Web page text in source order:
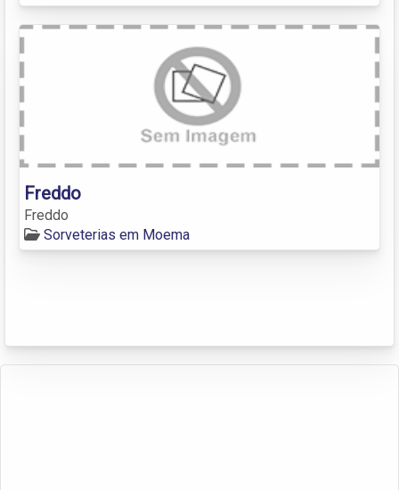
Freddo
Freddo
Sorveterias em Moema